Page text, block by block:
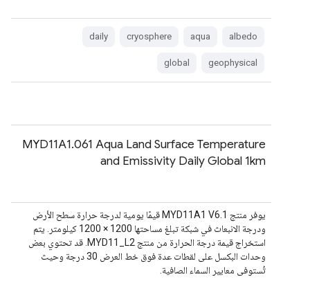
albedo
aqua
cryosphere
daily
geophysical
global
MYD11A1.061 Aqua Land Surface Temperature
and Emissivity Daily Global 1km
يوفر منتج MYD11A1 V6.1 قيمًا يومية لدرجة حرارة سطح الأرض
ودرجة الانبعاث في شبكة تبلغ مساحتها 1200 × 1200 كيلومتر. يتم
استخراج قيمة درجة الحرارة من منتج MYD11_L2. قد تحتوي بعض
وحدات البكسل على لقطات عدة فوق خط العرض 30 درجة وحيث
تُستوفى معايير السماء الصافية.